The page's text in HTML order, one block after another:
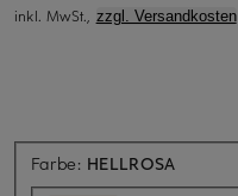
inkl. MwSt., zzgl. Versandkosten
Farbe: HELLROSA